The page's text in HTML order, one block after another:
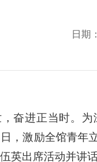
日期
奋进正当时。
，激励全馆青年
英出席活动并讲